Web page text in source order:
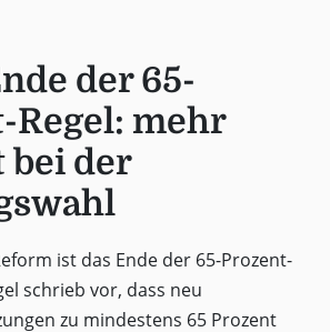
der 65-
Regel: mehr
bei der
ist das Ende der 65-Prozent-
schrieb vor, dass neu
zu mindestens 65 Prozent